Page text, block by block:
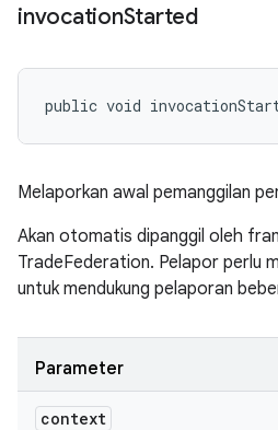
invocationStarted
public void
Melaporkan awal pemanggilan
Akan otomatis dipanggil oleh
TradeFederation. Pelapor perlu
untuk mendukung pelaporan
Parameter
context